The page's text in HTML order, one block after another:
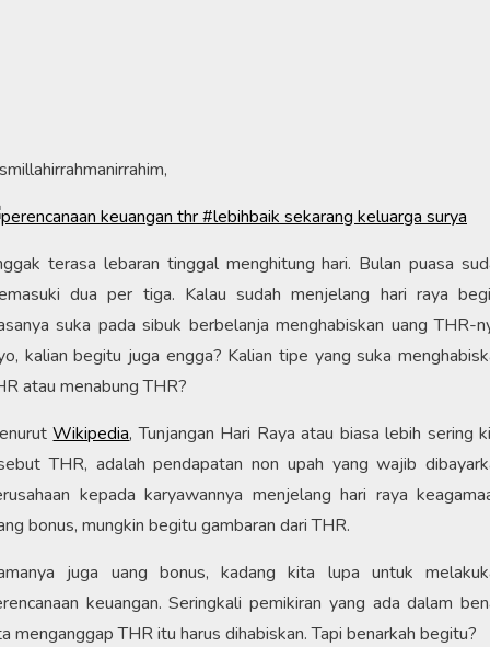
terasa lebaran tinggal menghitung hari. Bulan puasa
dua per tiga. Kalau sudah menjelang hari raya
suka pada sibuk berbelanja menghabiskan uang THR-
kalian begitu juga engga? Kalian tipe yang suka
atau menabung THR?
Wikipedia, Tunjangan Hari Raya atau biasa lebih sering
THR, adalah pendapatan non upah yang wajib
kepada karyawannya menjelang hari raya
bonus, mungkin begitu gambaran dari THR.
juga uang bonus, kadang kita lupa untuk
keuangan. Seringkali pemikiran yang ada dalam
menganggap THR itu harus dihabiskan. Tapi benarkah begitu?